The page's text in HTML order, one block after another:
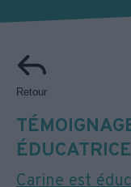
Retour
Carine est